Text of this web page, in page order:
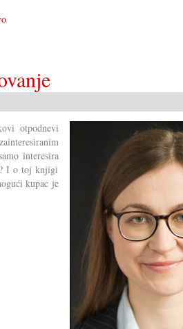
otpodnevi
interesira
I o toj knjigi
kupac je